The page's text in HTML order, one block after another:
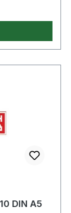
DIN A5